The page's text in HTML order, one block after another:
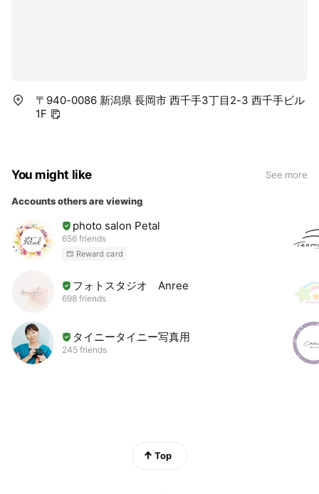
〒940-0086 新潟県 長岡市 西千手3丁目2-3 西千手ビル
1F
You might like See more
Accounts others are viewing
photo salon Petal
656 friends
Reward card
フォトスタジオ Anree
698 friends
タイニータイニー写真用
245 friends
Top